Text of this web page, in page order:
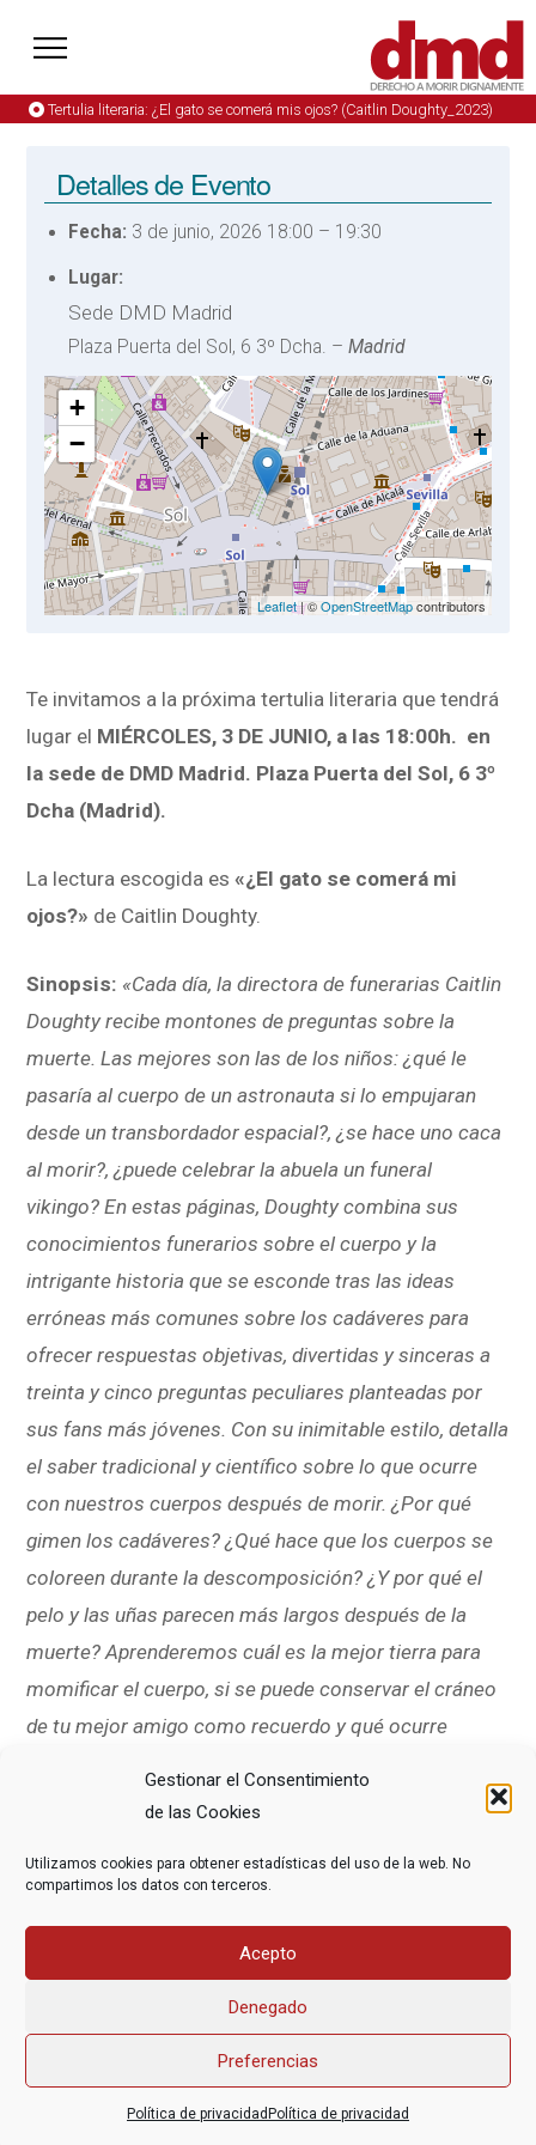
Gestionar el Consentimiento
de las Cookies
Utilizamos cookies para obtener estadísticas del uso de la web. No
compartimos los datos con terceros.
Acepto
Denegado
Preferencias
Política de privacidad Política de privacidad
Tertulia literaria: ¿El gato se comerá mis ojos? (Caitlin Doughty_2023)
Detalles de Evento
Fecha: 3 de junio, 2026 18:00 – 19:30
Lugar:
Sede DMD Madrid
Plaza Puerta del Sol, 6 3º Dcha. –Madrid
+
−
Leaflet| ©OpenStreetMapcontributors
Te invitamos a la próxima tertulia literaria que tendrá
lugar el MIÉRCOLES, 3 DE JUNIO, a las 18:00h. en
la sede de DMD Madrid. Plaza Puerta del Sol, 6 3º
Dcha (Madrid).
La lectura escogida es«¿El gato se comerá mi
ojos?» de Caitlin Doughty.
Sinopsis: «Cada día, la directora de funerarias Caitlin
Doughty recibe montones de preguntas sobre la
muerte. Las mejores son las de los niños: ¿qué le
pasaría al cuerpo de un astronauta si lo empujaran
desde un transbordador espacial?, ¿se hace uno caca
al morir?, ¿puede celebrar la abuela un funeral
vikingo? En estas páginas, Doughty combina sus
conocimientos funerarios sobre el cuerpo y la
intrigante historia que se esconde tras las ideas
erróneas más comunes sobre los cadáveres para
ofrecer respuestas objetivas, divertidas y sinceras a
treinta y cinco preguntas peculiares planteadas por
sus fans más jóvenes. Con su inimitable estilo, detalla
el saber tradicional y científico sobre lo que ocurre
con nuestros cuerpos después de morir. ¿Por qué
gimen los cadáveres? ¿Qué hace que los cuerpos se
coloreen durante la descomposición? ¿Y por qué el
pelo y las uñas parecen más largos después de la
muerte? Aprenderemos cuál es la mejor tierra para
momificar el cuerpo, si se puede conservar el cráneo
de tu mejor amigo como recuerdo y qué ocurre
Actividad dinamizada por
Puedes encontrarlo en librerías, plataformas de
PINCHA AQUÍ PARA
INSCRIBIRTE
Asociación Federal Derecho a Morir Dignamente (DMD)